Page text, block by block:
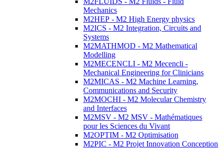
Mechanics
M2HEP - M2 High Energy physics
M2ICS - M2 Integration, Circuits and
Systems
M2MATHMOD - M2 Mathematical
Modelling
M2MECENCLI - M2 Mecencli -
Mechanical Engineering for Clinicians
M2MICAS - M2 Machine Learning,
Communications and Security
M2MOCHI - M2 Molecular Chemistry
and Interfaces
M2MSV - M2 MSV - Mathématiques
pour les Sciences du Vivant
M2OPTIM - M2 Optimisation
M2PIC - M2 Projet Innovation Conception